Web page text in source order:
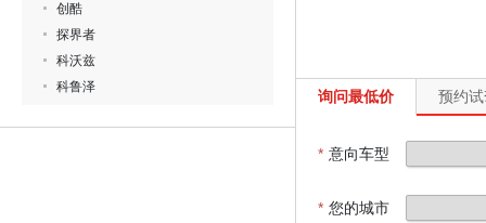
创酷
探界者
科沃兹
科鲁泽
询问最低价 预约
* 意向车型
* 您的城市